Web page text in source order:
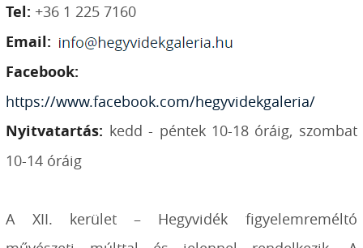
Tel: +36 1 225 7160
Email:
Facebook:
https://www.facebook.com/hegyvidekgaleria/
Nyitvatartás: kedd - péntek 10-18 óráig, szombat
10-14 óráig
A XII. kerület – Hegyvidék figyelemreméltó